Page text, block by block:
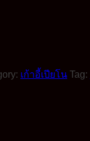
เก้าอี้เปียโน Tag: